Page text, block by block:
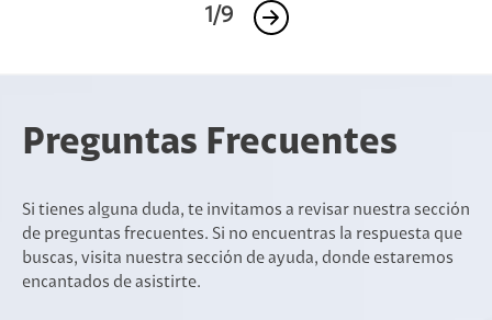
1/9
Preguntas Frecuentes
Si tienes alguna duda, te invitamos a revisar nuestra sección
de preguntas frecuentes. Si no encuentras la respuesta que
buscas, visita nuestra sección de ayuda, donde estaremos
encantados de asistirte.